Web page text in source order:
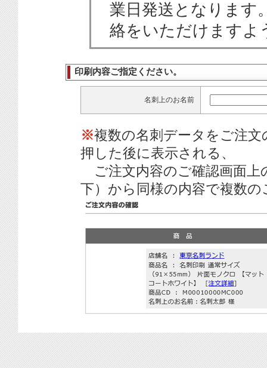
業日発送となります
絡をいただけますよ
印刷内容ご指定ください。
名刺上のお名前
※複数の名刺データをご注
押した後に表示される、
ご注文内容のご確認画面上
下）から同様の内容で複数